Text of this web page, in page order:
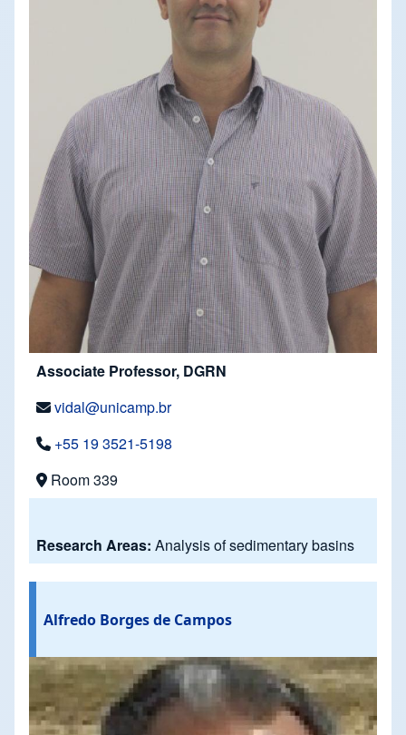
Associate Professor, DGRN
vidal@unicamp.br
+55 19 3521-5198
Room 339
Research Areas: Analysis of sedimentary basins
Alfredo Borges de Campos